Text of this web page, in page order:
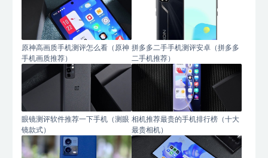
原神高画质手机测评怎么看（原神
手机画质推荐）
拼多多二手手机测评安卓（拼多多
二手机推荐）
眼镜测评软件推荐一下手机（测眼
镜款式）
相机推荐最贵的手机排行榜（十大
最贵相机）